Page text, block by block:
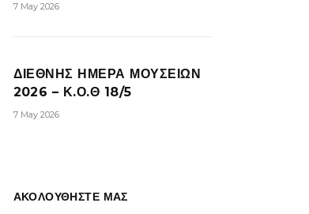
7 May 2026
ΔΙΕΘΝΗΣ ΗΜΕΡΑ ΜΟΥΣΕΙΩΝ
2026 – Κ.Ο.Θ 18/5
7 May 2026
ΑΚΟΛΟΥΘΗΣΤΕ ΜΑΣ